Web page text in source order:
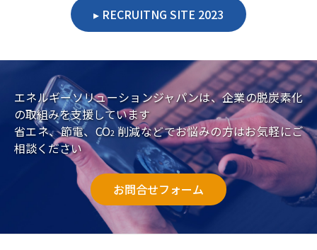
RECRUITNG SITE 2023
エネルギーソリューションジャパンは、企業の脱炭素化
の取組みを支援しています
省エネ、節電、CO2 削減などでお悩みの方はお気軽にご
相談ください
お問合せフォーム